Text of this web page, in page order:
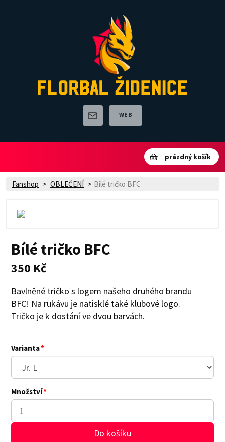
WEB
prázdný košík
Fanshop OBLEČENÍ Bílé tričko BFC
Bílé tričko BFC
350 Kč
Bavlněné tričko s logem našeho druhého brandu
BFC! Na rukávu je natisklé také klubové logo.
Tričko je k dostání ve dvou barvách.
Varianta
Množství
Do košíku